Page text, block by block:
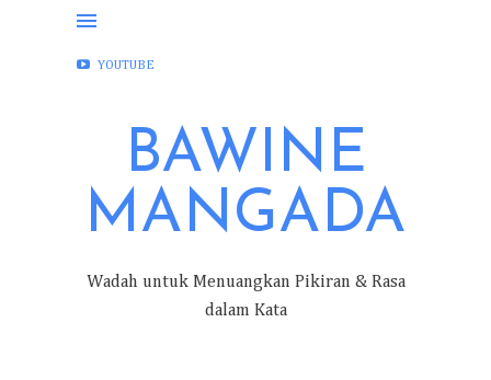
FACEBOOK
YOUTUBE
BAWINE
MANGADA
Wadah untuk Menuangkan Pikiran & Rasa
dalam Kata